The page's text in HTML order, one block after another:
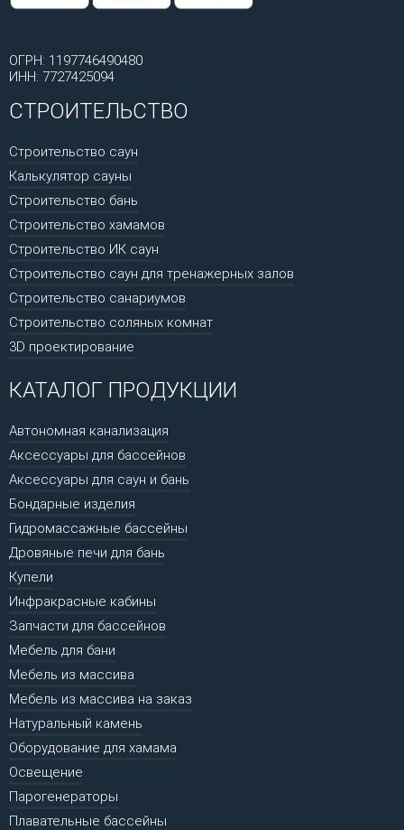
ОГРН: 1197746490480
ИНН: 7727425094
СТРОИТЕЛЬСТВО
Строительство саун
Калькулятор сауны
Строительство бань
Строительство хамамов
Строительство ИК саун
Строительство саун для тренажерных залов
Строительство санариумов
Строительство соляных комнат
3D проектирование
КАТАЛОГ ПРОДУКЦИИ
Автономная канализация
Аксессуары для бассейнов
Аксессуары для саун и бань
Бондарные изделия
Гидромассажные бассейны
Дровяные печи для бань
Купели
Инфракрасные кабины
Запчасти для бассейнов
Мебель для бани
Мебель из массива
Мебель из массива на заказ
Натуральный камень
Оборудование для хамама
Освещение
Парогенераторы
Плавательные бассейны